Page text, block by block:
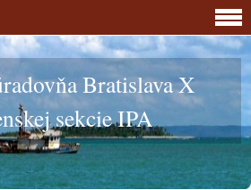
Bratislava X
sekcie IPA